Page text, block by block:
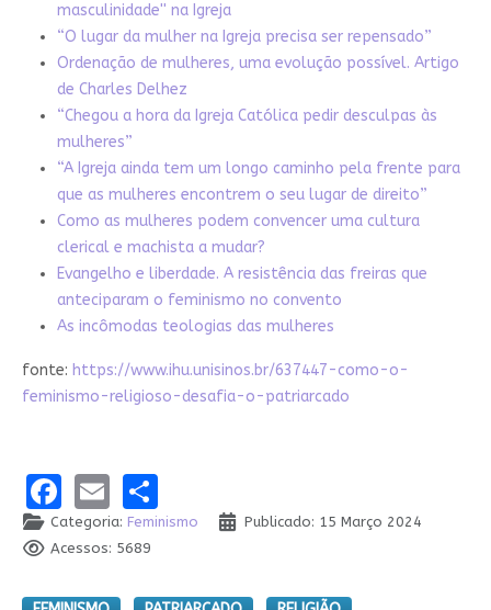
masculinidade'' na Igreja
“O lugar da mulher na Igreja precisa ser repensado”
Ordenação de mulheres, uma evolução possível. Artigo
de Charles Delhez
“Chegou a hora da Igreja Católica pedir desculpas às
mulheres”
“A Igreja ainda tem um longo caminho pela frente para
que as mulheres encontrem o seu lugar de direito”
Como as mulheres podem convencer uma cultura
clerical e machista a mudar?
Evangelho e liberdade. A resistência das freiras que
anteciparam o feminismo no convento
As incômodas teologias das mulheres
fonte: https://www.ihu.unisinos.br/637447-como-o-
feminismo-religioso-desafia-o-patriarcado
Facebook
EmailShare
Categoria: Feminismo
Publicado: 15 Março 2024
Acessos: 5689